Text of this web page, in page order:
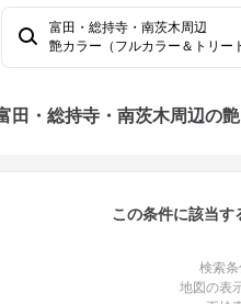
富田・総持寺・南茨木周辺
艶カラー（フルカラー＆トリー
田・総持寺・南茨木周辺の
この条件に該当す
検索
地図の表